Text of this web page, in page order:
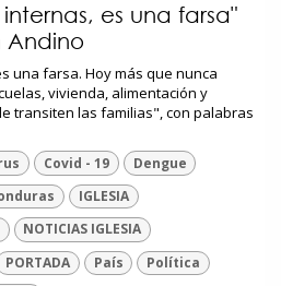
es una farsa"
Andino
una farsa. Hoy más que nunca
vivienda, alimentación y
transiten las familias", con palabras
Covid - 19
Dengue
IGLESIA
NOTICIAS IGLESIA
PORTADA País
Política